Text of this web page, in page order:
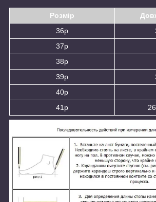
Розмір
36р
37р
38р
39р
40р
41р